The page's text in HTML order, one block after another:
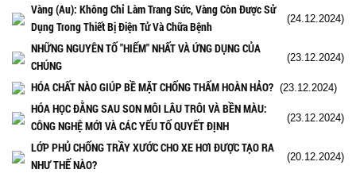
Vàng (Au): Không Chỉ Làm Trang Sức, Vàng Còn Được Sử
Dụng Trong Thiết Bị Điện Tử Và Chữa Bệnh
(24.12.2024)
NHỮNG NGUYÊN TỐ "HIẾM" NHẤT VÀ ỨNG DỤNG CỦA
CHÚNG
(23.12.2024)
HÓA CHẤT NÀO GIÚP BỀ MẶT CHỐNG THẤM HOÀN HẢO? (23.12.2024)
HÓA HỌC ĐẰNG SAU SON MÔI LÂU TRÔI VÀ BỀN MÀU:
CÔNG NGHỆ MỚI VÀ CÁC YẾU TỐ QUYẾT ĐỊNH
(23.12.2024)
LỚP PHỦ CHỐNG TRẦY XƯỚC CHO XE HƠI ĐƯỢC TẠO RA
NHƯ THẾ NÀO?
(20.12.2024)